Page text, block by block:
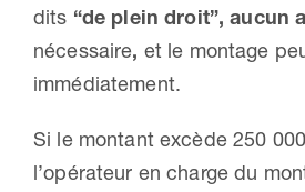
dits “de plein droit”, aucun
nécessaire, et le montage
immédiatement.
Si le montant excède 250
l’opérateur en charge du